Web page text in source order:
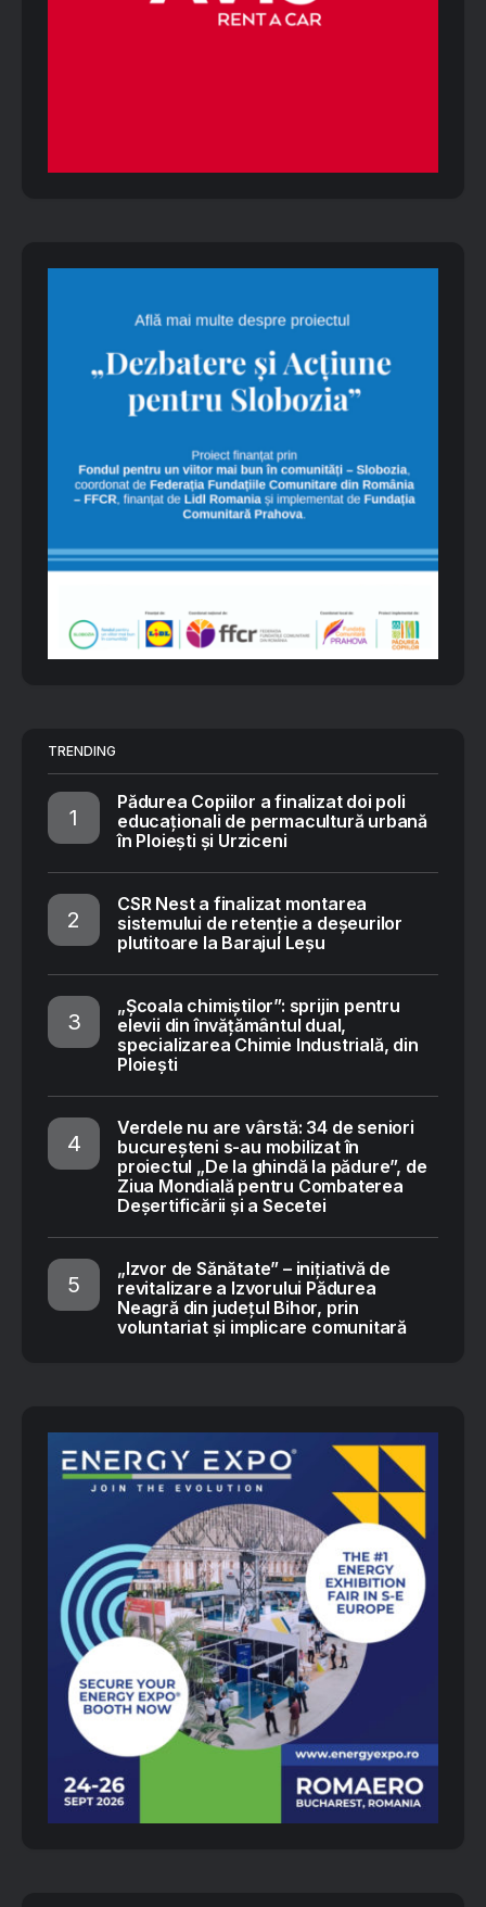
TRENDING
Pădurea Copiilor a finalizat doi poli
educaționali de permacultură urbană
în Ploiești și Urziceni
CSR Nest a finalizat montarea
sistemului de retenție a deșeurilor
plutitoare la Barajul Leșu
„Școala chimiștilor”: sprijin pentru
elevii din învățământul dual,
specializarea Chimie Industrială, din
Ploiești
Verdele nu are vârstă: 34 de seniori
bucureșteni s-au mobilizat în
proiectul „De la ghindă la pădure”, de
Ziua Mondială pentru Combaterea
Deșertificării și a Secetei
„Izvor de Sănătate” – inițiativă de
revitalizare a Izvorului Pădurea
Neagră din județul Bihor, prin
voluntariat și implicare comunitară